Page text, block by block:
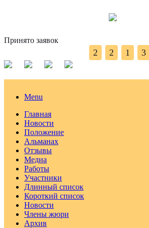
Принято заявок
2 2 1 3
Menu
Главная
Новости
Положение
Альманах
Отзывы
Медиа
Работы
Участники
Длинный список
Короткий список
Новости
Члены жюри
Архив